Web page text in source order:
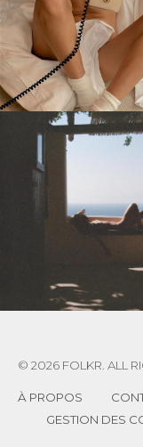
© 2026 FOLKR. ALL
À PROPOS
GESTION DES